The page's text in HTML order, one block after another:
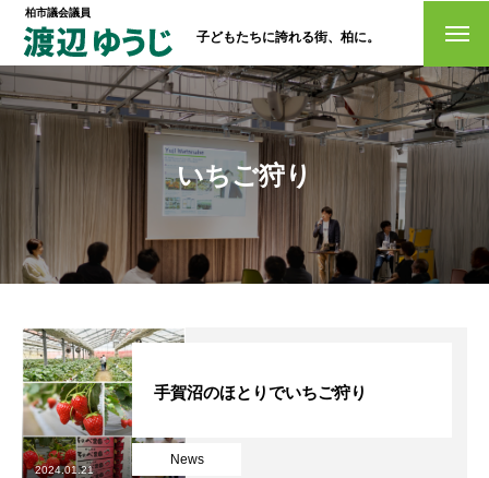
柏市議会議員
子どもたちに誇れる街、柏に。
トップページ
政策
経歴・プロフィール
活動情報
お問い合わせ
選挙ドットコム
いちご狩り
News
手賀沼のほとりでいちご狩り
2024.01.21